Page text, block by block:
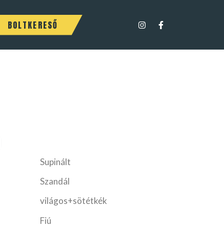
BOLTKERESŐ
Supinált
Szandál
világos+sötétkék
Fiú